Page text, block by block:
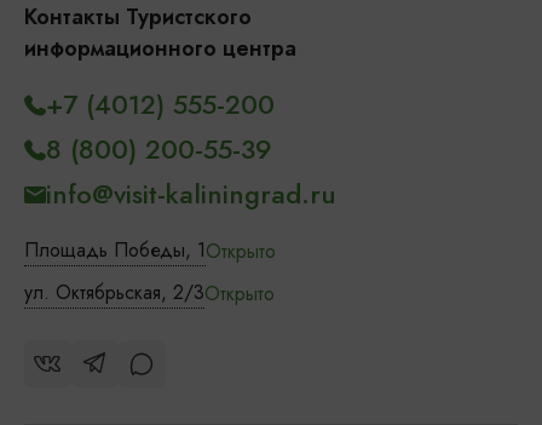
Контакты Туристского
информационного центра
Площадь Победы, 1Открыто
ул. Октябрьская, 2/3Открыто
+7 (4012) 555-200
8 (800) 200-55-39
info@visit-kaliningrad.ru